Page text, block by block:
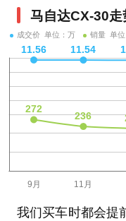
马自达CX-30走
成交价 单位：万 销量 单位
我们买车时都会提